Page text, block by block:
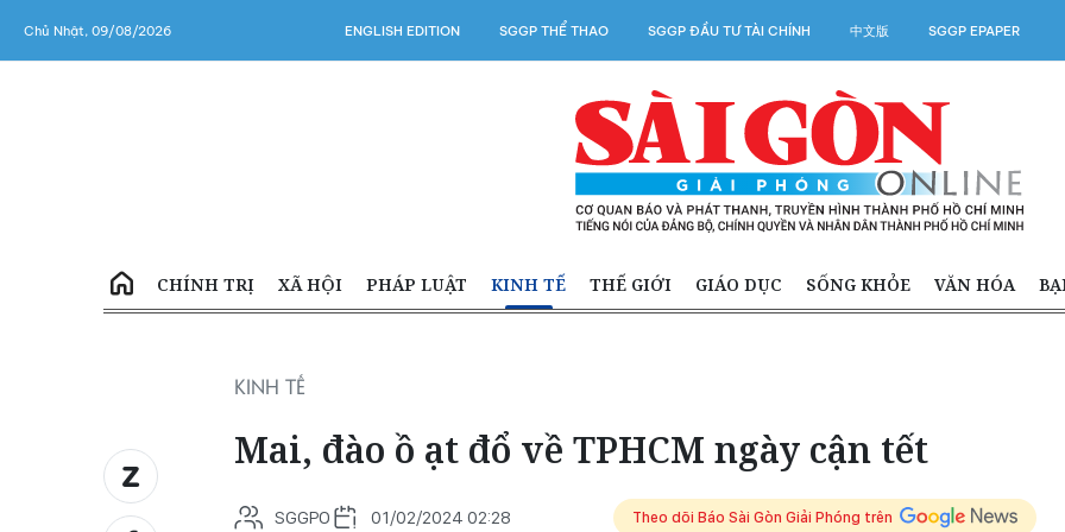
Chủ Nhật, 09/08/2026 ENGLISH EDITION SGGP THỂ THAO SGGP ĐẦU TƯ TÀI CHÍNH 中文版 SGGP EPAPER
CHÍNH TRỊ XÃ HỘI PHÁP LUẬT KINH TẾ THẾ GIỚI GIÁO DỤC SỐNG KHỎE VĂN HÓA
KINH TẾ
Mai, đào ồ ạt đổ về TPHCM ngày cận tết
SGGPO 01/02/2024 02:28 Theo dõi Báo Sài Gòn Giải Phóng trên